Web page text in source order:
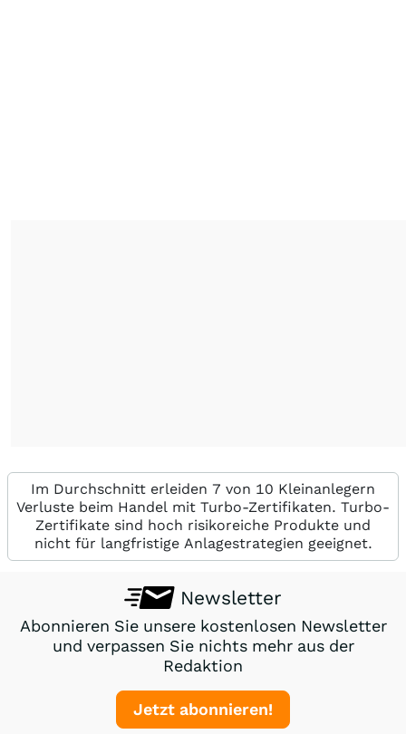
Im Durchschnitt erleiden 7 von 10 Kleinanlegern
Verluste beim Handel mit Turbo-Zertifikaten. Turbo-
Zertifikate sind hoch risikoreiche Produkte und
nicht für langfristige Anlagestrategien geeignet.
Newsletter
Abonnieren Sie unsere kostenlosen Newsletter
und verpassen Sie nichts mehr aus der
Redaktion
Jetzt abonnieren!